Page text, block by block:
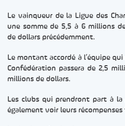
Le vainqueur de la Ligue des
une somme de 5,5 à 6 millions
de dollars précédemment.
Le montant accordé à l’équipe
Confédération passera de 2,5
millions de dollars.
Les clubs qui prendront part à
également voir leurs